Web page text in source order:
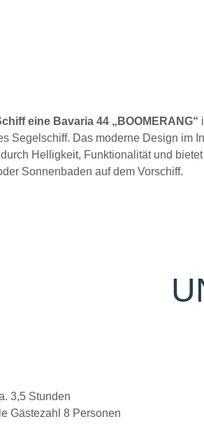
eine Bavaria 44 „BOOMERANG“
Segelschiff. Das moderne Design im
Helligkeit, Funktionalität und
Sonnenbaden auf dem Vorschiff.
3,5 Stunden
Gästezahl 8 Personen